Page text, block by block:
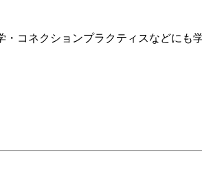
コネクションプラクティスなどにも